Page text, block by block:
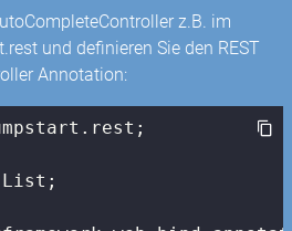
z.B. im
und definieren Sie den REST
Annotation: